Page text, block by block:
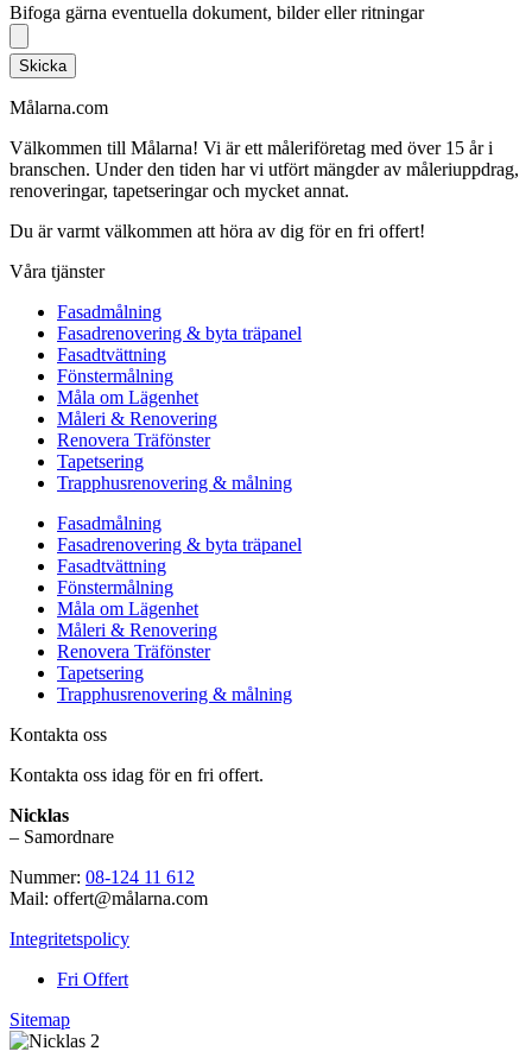
Bifoga gärna eventuella dokument, bilder eller ritningar
Skicka
Målarna.com
Välkommen till Målarna! Vi är ett måleriföretag med över 15 år i
branschen. Under den tiden har vi utfört mängder av måleriuppdrag,
renoveringar, tapetseringar och mycket annat.
Du är varmt välkommen att höra av dig för en fri offert!
Våra tjänster
Fasadmålning
Fasadrenovering & byta träpanel
Fasadtvättning
Fönstermålning
Måla om Lägenhet
Måleri & Renovering
Renovera Träfönster
Tapetsering
Trapphusrenovering & målning
Fasadmålning
Fasadrenovering & byta träpanel
Fasadtvättning
Fönstermålning
Måla om Lägenhet
Måleri & Renovering
Renovera Träfönster
Tapetsering
Trapphusrenovering & målning
Kontakta oss
Kontakta oss idag för en fri offert.
Nicklas
– Samordnare
Nummer: 08-124 11 612
Mail: offert@målarna.com
Integritetspolicy
Fri Offert
Sitemap